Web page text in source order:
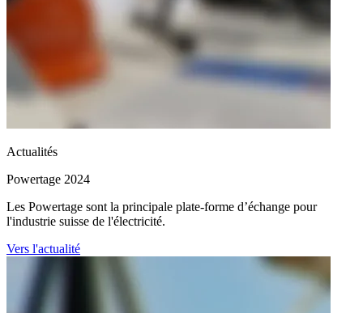
Actualités
Powertage 2024
Les Powertage sont la principale plate-forme d’échange pour
l'industrie suisse de l'électricité.
Vers l'actualité